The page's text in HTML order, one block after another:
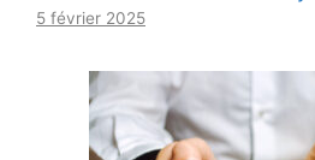
5 février 2025